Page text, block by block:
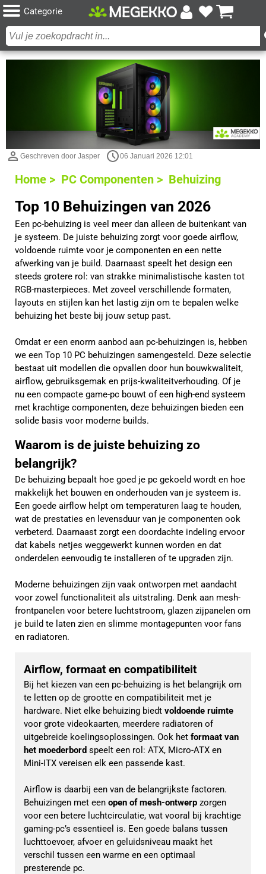
Categorie
Geschreven door Jasper 06 Januari 2026 12:01
Home > PC Componenten > Behuizing
Top 10 Behuizingen van 2026
Een pc-behuizing is veel meer dan alleen de buitenkant van
je systeem. De juiste behuizing zorgt voor goede airflow,
voldoende ruimte voor je componenten en een nette
afwerking van je build. Daarnaast speelt het design een
steeds grotere rol: van strakke minimalistische kasten tot
RGB-masterpieces. Met zoveel verschillende formaten,
layouts en stijlen kan het lastig zijn om te bepalen welke
behuizing het beste bij jouw setup past.
Omdat er een enorm aanbod aan pc-behuizingen is, hebben
we een Top 10 PC behuizingen samengesteld. Deze selectie
bestaat uit modellen die opvallen door hun bouwkwaliteit,
airflow, gebruiksgemak en prijs-kwaliteitverhouding. Of je
nu een compacte game-pc bouwt of een high-end systeem
met krachtige componenten, deze behuizingen bieden een
solide basis voor moderne builds.
Waarom is de juiste behuizing zo
belangrijk?
De behuizing bepaalt hoe goed je pc gekoeld wordt en hoe
makkelijk het bouwen en onderhouden van je systeem is.
Een goede airflow helpt om temperaturen laag te houden,
wat de prestaties en levensduur van je componenten ook
verbeterd. Daarnaast zorgt een doordachte indeling ervoor
dat kabels netjes weggewerkt kunnen worden en dat
onderdelen eenvoudig te installeren of te upgraden zijn.
Moderne behuizingen zijn vaak ontworpen met aandacht
voor zowel functionaliteit als uitstraling. Denk aan mesh-
frontpanelen voor betere luchtstroom, glazen zijpanelen om
je build te laten zien en slimme montagepunten voor fans
en radiatoren.
Airflow, formaat en compatibiliteit
Bij het kiezen van een pc-behuizing is het belangrijk om
te letten op de grootte en compatibiliteit met je
hardware. Niet elke behuizing biedt voldoende ruimte
voor grote videokaarten, meerdere radiatoren of
uitgebreide koelingsoplossingen. Ook het formaat van
het moederbord speelt een rol: ATX, Micro-ATX en
Mini-ITX vereisen elk een passende kast.
Airflow is daarbij een van de belangrijkste factoren.
Behuizingen met een open of mesh-ontwerp zorgen
voor een betere luchtcirculatie, wat vooral bij krachtige
gaming-pc’s essentieel is. Een goede balans tussen
luchttoevoer, afvoer en geluidsniveau maakt het
verschil tussen een warme en een optimaal
presterende pc.